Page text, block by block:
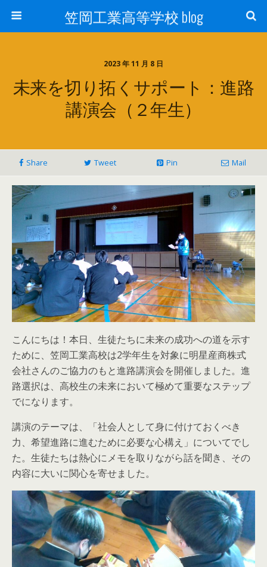
笠岡工業高等学校 blog
2023 年 11 月 8 日
未来を切り拓くサポート：進路
講演会（２年生）
Share Tweet Pin Mail
こんにちは！本日、生徒たちに未来の成功への道を示す
ために、笠岡工業高校は2学年生を対象に明星産商株式
会社さんのご協力のもと進路講演会を開催しました。進
路選択は、高校生の未来において極めて重要なステップ
でになります。
講演のテーマは、「社会人として身に付けておくべき
力、希望進路に進むために必要な心構え」についてでし
た。生徒たちは熱心にメモを取りながら話を聞き、その
内容に大いに関心を寄せました。